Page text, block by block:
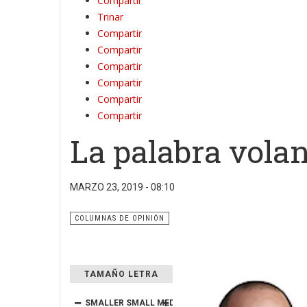
Trinar
Compartir
Compartir
Compartir
Compartir
Compartir
Compartir
La palabra
MARZO 23, 2019 - 08:10
COLUMNAS DE OPINIÓN
TAMAÑO LETRA
SMALLER SMALL MEDIUM BIGGER